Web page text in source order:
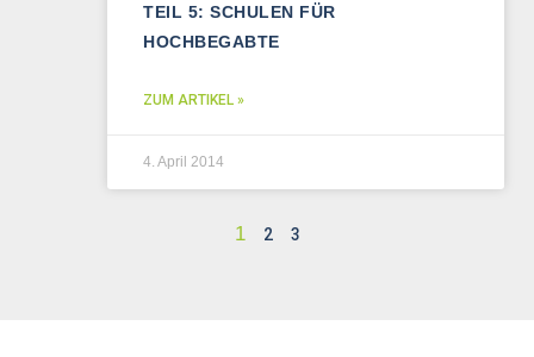
TEIL 5: SCHULEN FÜR
HOCHBEGABTE
ZUM ARTIKEL »
4. April 2014
1 2 3